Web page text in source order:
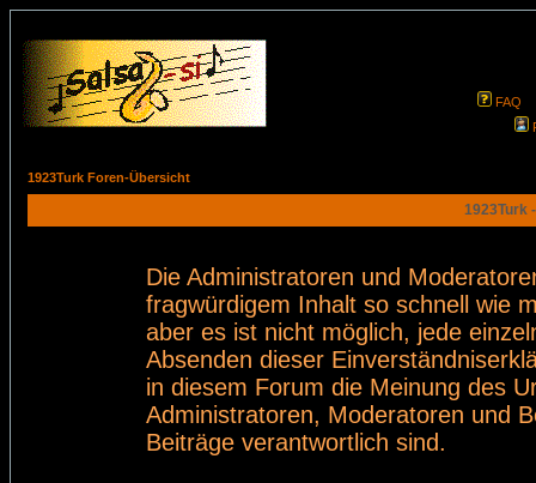
FAQ
1923Turk Foren-Übersicht
1923Turk
Die Administratoren und
fragwürdigem Inhalt so schnell wie
aber es ist nicht möglich, jede
Absenden dieser
in diesem Forum die Meinung des
Administratoren, Moderatoren und
Beiträge verantwortlich sind.